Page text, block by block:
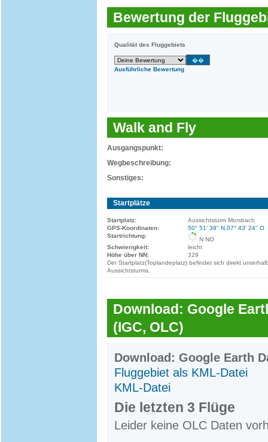
Bewertung der
Qualität des Fluggebiets
Ausführliche Bewertung
Walk and Fly
Ausgangspunkt:
Wegbeschreibung:
Sonstiges:
Startplätze
Startplatz:
Aussichtsturm Morsbach
GPS-Koordinaten:
50° 51' 39'' N,07° 43' 24'' O
Startrichtung:
N NO
Schwierigkeit:
leicht
Höhe über NN:
329
Der Startplatz(Toplandeplatz) befindet sich direkt
Aussichtsturms.
Download: Google
(IGC, OLC)
Download: Google Earth
Fluggebiet als KML-Datei
KML-Datei
Die letzten 3 Flüge
Leider keine OLC Daten